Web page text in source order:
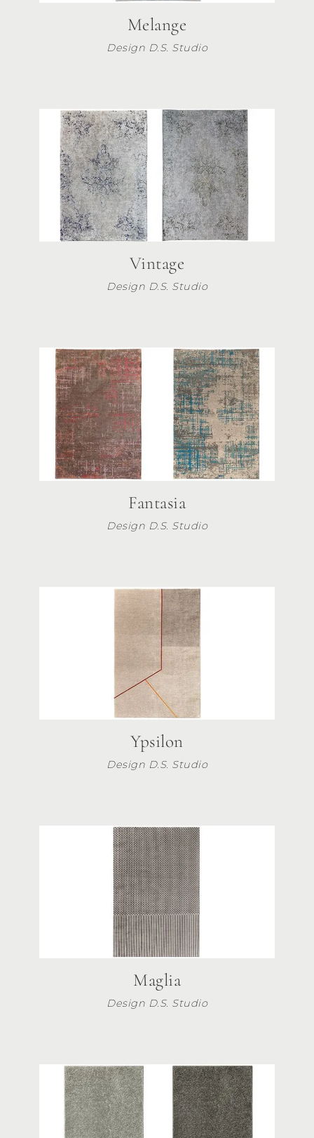
Melange
Design D.S. Studio
Vintage
Design D.S. Studio
Fantasia
Design D.S. Studio
Ypsilon
Design D.S. Studio
Maglia
Design D.S. Studio